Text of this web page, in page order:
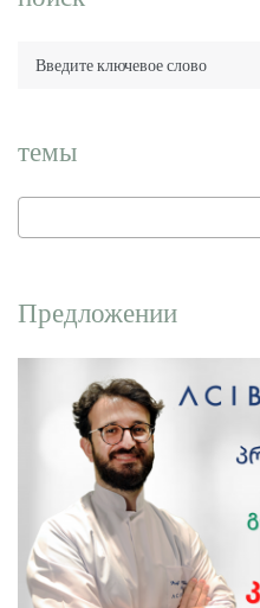
Введите
ключевое
темы
Предложении